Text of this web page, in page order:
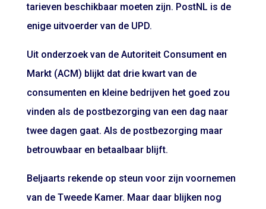
tarieven beschikbaar moeten zijn. PostNL is de
enige uitvoerder van de UPD.
Uit onderzoek van de Autoriteit Consument en
Markt (ACM) blijkt dat drie kwart van de
consumenten en kleine bedrijven het goed zou
vinden als de postbezorging van een dag naar
twee dagen gaat. Als de postbezorging maar
betrouwbaar en betaalbaar blijft.
Beljaarts rekende op steun voor zijn voornemen
van de Tweede Kamer. Maar daar blijken nog